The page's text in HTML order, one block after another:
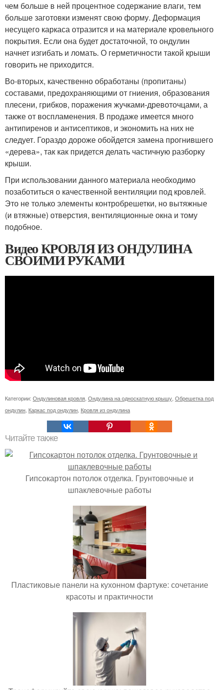
чем больше в ней процентное содержание влаги, тем
больше заготовки изменят свою форму. Деформация
несущего каркаса отразится и на материале кровельного
покрытия. Если она будет достаточной, то ондулин
начнет изгибать и ломать. О герметичности такой крыши
говорить не приходится.
Во-вторых, качественно обработаны (пропитаны)
составами, предохраняющими от гниения, образования
плесени, грибков, поражения жучками-древоточцами, а
также от воспламенения. В продаже имеется много
антипиренов и антисептиков, и экономить на них не
следует. Гораздо дороже обойдется замена прогнившего
«дерева», так как придется делать частичную разборку
крыши.
При использовании данного материала необходимо
позаботиться о качественной вентиляции под кровлей.
Это не только элементы контробрешетки, но вытяжные
(и втяжные) отверстия, вентиляционные окна и тому
подобное.
Видео КРОВЛЯ ИЗ ОНДУЛИНА
СВОИМИ РУКАМИ
Категории: Ондулиновая кровля Ондулина на односкатную крышу Обрешетка под
ондулин Каркас под ондулин Кровля из ондулина
Читайте также
Гипсокартон потолок отделка. Грунтовочные и
шпаклевочные работы
Пластиковые панели на кухонном фартуке: сочетание
красоты и практичности